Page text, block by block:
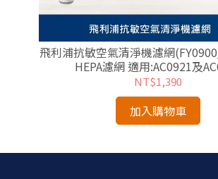
飛利浦抗敏空氣清淨機濾網
HEPA濾網 適用:AC0921及
NT$1,390
加入購物車